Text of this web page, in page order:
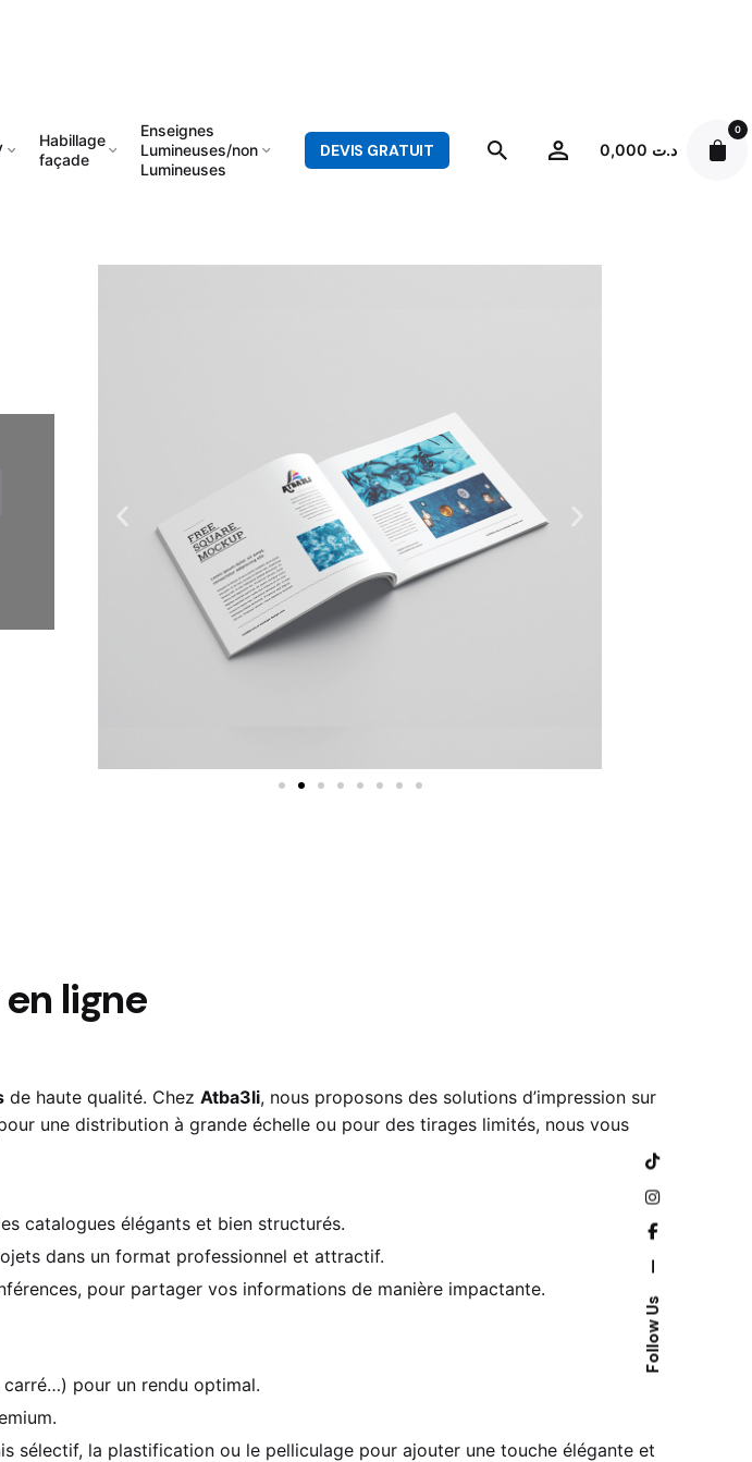
Follow Us
Habillage
façade
Enseignes
Lumineuses/non
Lumineuses
DEVIS GRATUIT د.ت
0
ligne
de haute qualité. Chez Atba3li, nous proposons des solutions d’impression sur
une distribution à grande échelle ou pour des tirages limités, nous vous
catalogues élégants et bien structurés.
dans un format professionnel et attractif.
pour partager vos informations de manière impactante.
pour un rendu optimal.
sélectif, la plastification ou le pelliculage pour ajouter une touche élégante et